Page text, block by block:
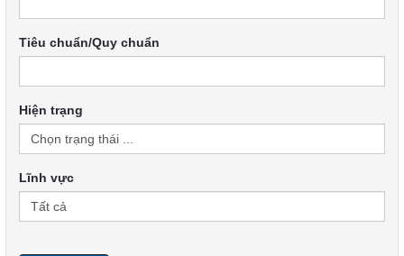
Tiêu chuẩn/Quy chuẩn
Hiện trạng
Lĩnh vực